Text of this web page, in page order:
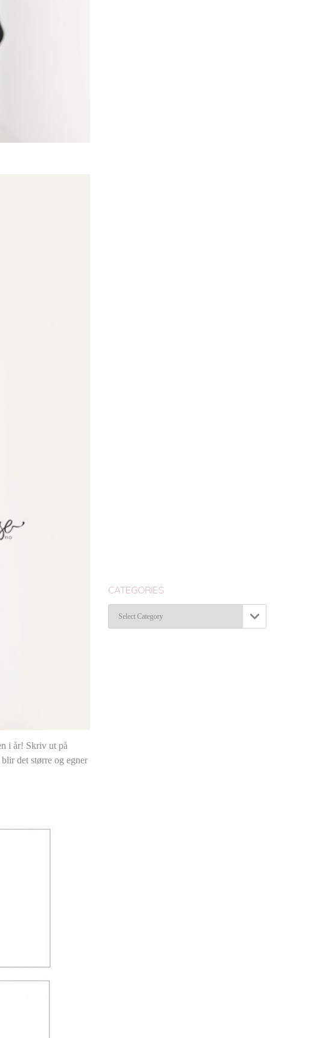
i år! Skriv ut på
det større og egner
CATEGORIES
